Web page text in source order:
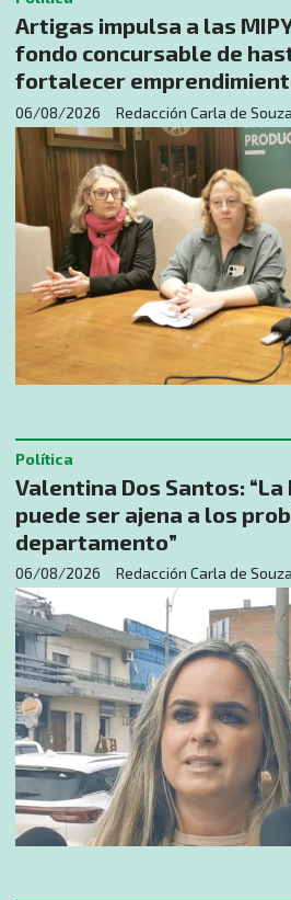
Artigas impulsa a las
fondo concursable de
fortalecer
Redacción Carla de
06/08/2026
Valentina Dos Santos:
puede ser ajena a los
departamento”
Redacción Carla de
Política
06/08/2026